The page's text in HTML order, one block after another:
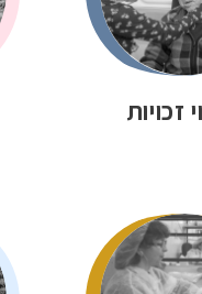
זכויות